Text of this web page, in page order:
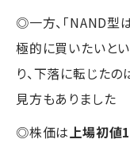
◎一方、「NAND型
極的に買いたいと
り、下落に転じたの
見方もありました
◎株価は上場初値